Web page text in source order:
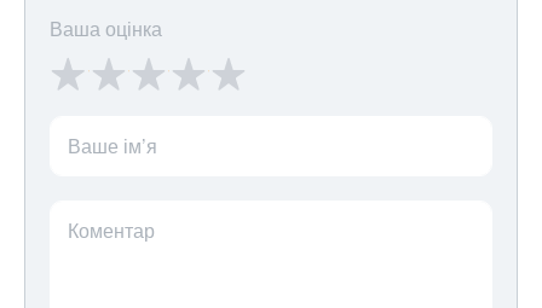
Ваша оцінка
Ваше ім’я
Коментар